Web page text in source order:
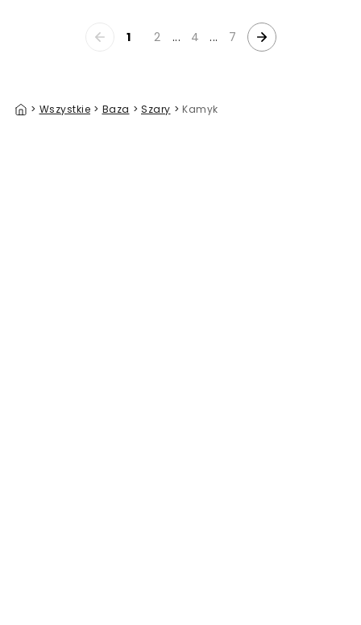
1 2 ... 4 ... 7
> Wszystkie > Baza > Szary > Kamyk